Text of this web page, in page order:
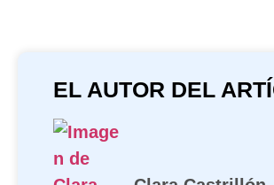
EL AUTOR DEL